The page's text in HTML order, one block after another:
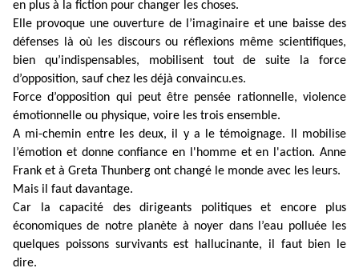
en plus à la fiction pour changer les choses.
Elle provoque une ouverture de l’imaginaire et une baisse des
défenses là où les discours ou réflexions même scientifiques,
bien qu’indispensables, mobilisent tout de suite la force
d’opposition, sauf chez les déjà convaincu.es.
Force d’opposition qui peut être pensée rationnelle, violence
émotionnelle ou physique, voire les trois ensemble.
A mi-chemin entre les deux, il y a le témoignage. Il mobilise
l’émotion et donne confiance en l'homme et en l'action. Anne
Frank et à Greta Thunberg ont changé le monde avec les leurs.
Mais il faut davantage.
Car la capacité des dirigeants politiques et encore plus
économiques de notre planète à noyer dans l’eau polluée les
quelques poissons survivants est hallucinante, il faut bien le
dire.